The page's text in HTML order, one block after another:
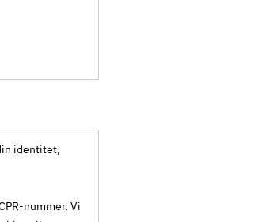
identitet,
nummer. Vi